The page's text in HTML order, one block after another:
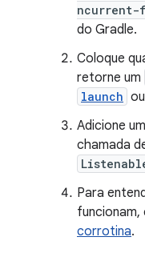
do Gradle.
Coloque
retorne um
launch
Adicione
chamada
Para
funcionam,
corrotina.